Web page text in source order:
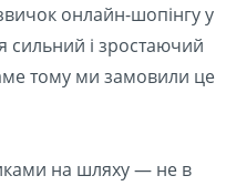
онлайн-шопінгу у
сильний і зростаючий
тому ми замовили це
на шляху — не в